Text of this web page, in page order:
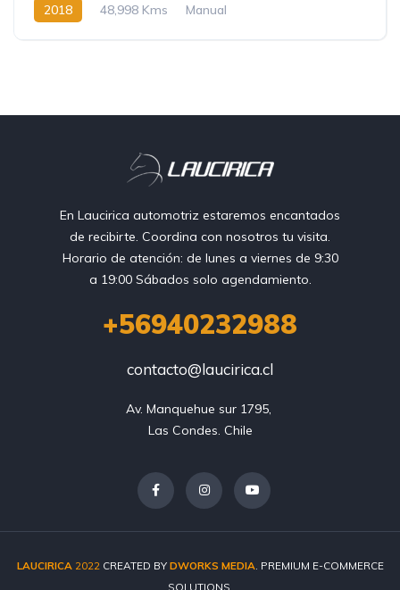
2018 48,998 Kms Manual
En Laucirica automotriz estaremos encantados
de recibirte. Coordina con nosotros tu visita.
Horario de atención: de lunes a viernes de 9:30
a 19:00 Sábados solo agendamiento.
+56940232988
contacto@laucirica.cl
Av. Manquehue sur 1795,
Las Condes. Chile
LAUCIRICA 2022 CREATED BY DWORKS MEDIA . PREMIUM E-COMMERCE
SOLUTIONS.